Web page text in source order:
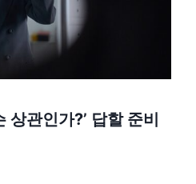
상관인가?’ 답할 준비